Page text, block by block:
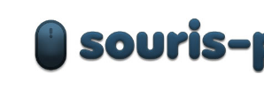
contenu